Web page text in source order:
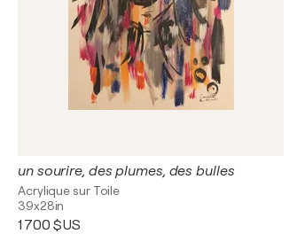
un sourire, des plumes, des bulles
Acrylique sur Toile
39x28in
1 700 $US